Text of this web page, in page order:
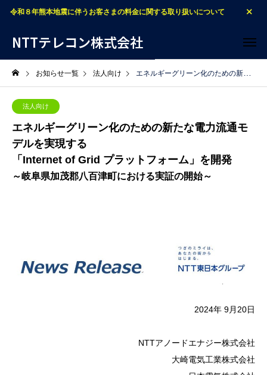
令和８年熊本地震に伴うお客さまの料金に関する取り扱いについて
NTTテレコン株式会社
お知らせ一覧 法人向け エネルギーグリーン化のための新たな電力流通モデルを実現する「Internet of Grid プラットフォーム」を開発～岐阜県加茂郡八百津町における実証の開始～
法人向け
エネルギーグリーン化のための新たな電力流通モ
デルを実現する
「Internet of Grid プラットフォーム」を開発
～岐阜県加茂郡八百津町における実証の開始～
2024年 9月20日
NTTアノードエナジー株式会社
大崎電気工業株式会社